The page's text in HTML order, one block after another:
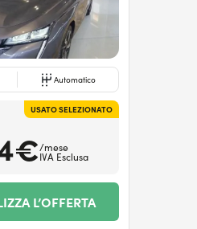
Automatico
USATO SELEZIONATO
/mese
IVA Esclusa
L’OFFERTA